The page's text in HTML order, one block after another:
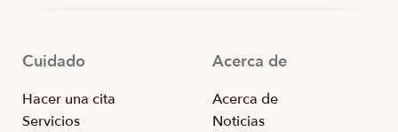
Cuidado
Hacer una cita
Servicios
Acerca de
Acerca de
Noticias